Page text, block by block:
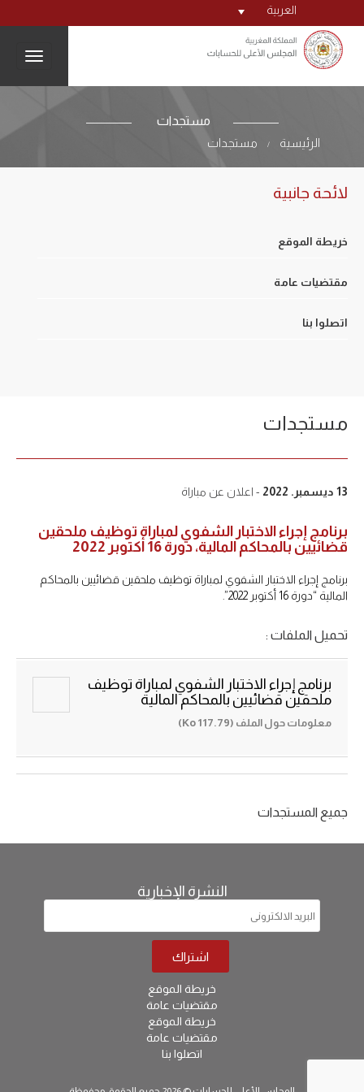
العربية
مستجدات
الرئيسية
/ مستجدات
لائحة جانبية
خريطة الموقع
مقتضيات عامة
اتصلوا بنا
مستجدات
13 ديسمبر. 2022 - اعلان عن مباراة
برنامج إجراء الاختبار الشفوي لمباراة توظيف ملحقين
قضائيين بالمحاكم المالية، دورة 16 أكتوبر 2022
برنامج إجراء الاختبار الشفوي لمباراة توظيف ملحقين قضائيين بالمحاكم
المالية “دورة 16 أكتوبر 2022”.
تحميل الملفات :
برنامج إجراء الاختبار الشفوي لمباراة توظيف
ملحقين قضائيين بالمحاكم المالية
معلومات حول الملف (117.79 Ko)
جميع المستجدات
النشرة الإخبارية
خريطة الموقع
مقتضيات عامة
خريطة الموقع
مقتضيات عامة
اتصلوا بنا